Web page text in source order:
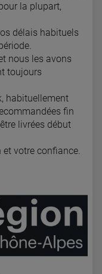
la plupart,
délais habituels
nous les avons
toujours
habituellement
fin
livrées début
votre confiance.